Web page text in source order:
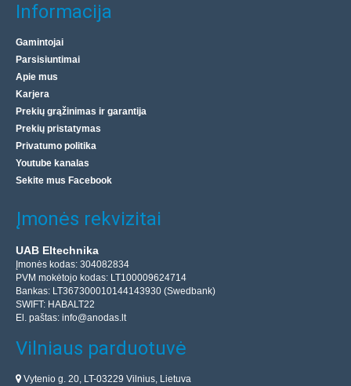
Informacija
Gamintojai
Parsisiuntimai
Apie mus
Karjera
Prekių grąžinimas ir garantija
Prekių pristatymas
Privatumo politika
Youtube kanalas
Sekite mus Facebook
Įmonės rekvizitai
UAB Eltechnika
Įmonės kodas: 304082834
PVM mokėtojo kodas: LT100009624714
Bankas: LT367300010144143930 (Swedbank)
SWIFT: HABALT22
El. paštas: info@anodas.lt
Vilniaus parduotuvė
Vytenio g. 20, LT-03229 Vilnius, Lietuva